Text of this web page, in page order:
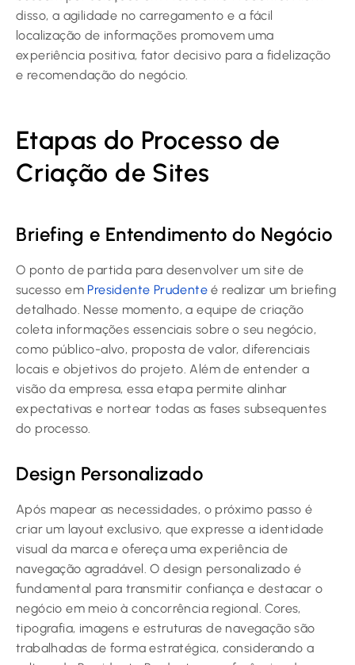
disso, a agilidade no carregamento e a fácil
localização de informações promovem uma
experiência positiva, fator decisivo para a fidelização
e recomendação do negócio.
Etapas do Processo de
Criação de Sites
Briefing e Entendimento do Negócio
O ponto de partida para desenvolver um site de
sucesso em Presidente Prudente é realizar um briefing
detalhado. Nesse momento, a equipe de criação
coleta informações essenciais sobre o seu negócio,
como público-alvo, proposta de valor, diferenciais
locais e objetivos do projeto. Além de entender a
visão da empresa, essa etapa permite alinhar
expectativas e nortear todas as fases subsequentes
do processo.
Design Personalizado
Após mapear as necessidades, o próximo passo é
criar um layout exclusivo, que expresse a identidade
visual da marca e ofereça uma experiência de
navegação agradável. O design personalizado é
fundamental para transmitir confiança e destacar o
negócio em meio à concorrência regional. Cores,
tipografia, imagens e estruturas de navegação são
trabalhadas de forma estratégica, considerando a